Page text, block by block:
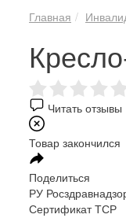
Главная
Читать отзывы
Товар закончился
Поделиться
РУ
Сертификат ТСР